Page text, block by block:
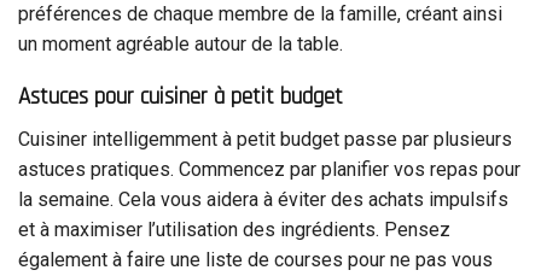
préférences de chaque membre de la famille, créant ainsi
un moment agréable autour de la table.
Astuces pour cuisiner à petit budget
Cuisiner intelligemment à petit budget passe par plusieurs
astuces pratiques. Commencez par planifier vos repas pour
la semaine. Cela vous aidera à éviter des achats impulsifs
et à maximiser l’utilisation des ingrédients. Pensez
également à faire une liste de courses pour ne pas vous